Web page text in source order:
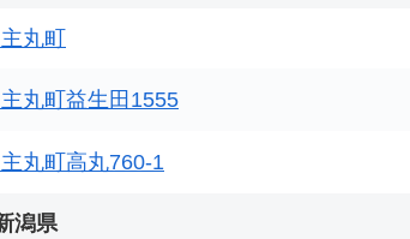
丸町
丸町益生田1555
丸町高丸760-1
潟県